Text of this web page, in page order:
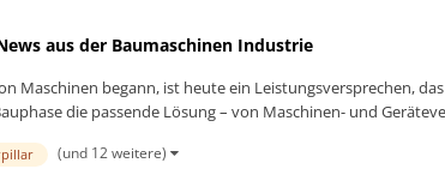
aus der Baumaschinen Industrie
Maschinen begann, ist heute ein Leistungsversprechen,
die passende Lösung – von Maschinen- und
(und 12 weitere)